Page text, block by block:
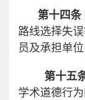
第十四条
路线选择失
员及承担单
第十五
学术道德行